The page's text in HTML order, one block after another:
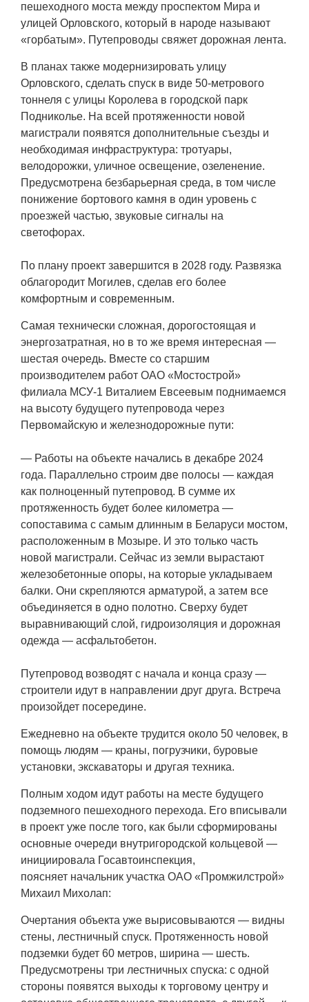
пешеходного моста между проспектом Мира и
улицей Орловского, который в народе называют
«горбатым». Путепроводы свяжет дорожная лента.
В планах также модернизировать улицу
Орловского, сделать спуск в виде 50-метрового
тоннеля с улицы Королева в городской парк
Подниколье. На всей протяженности новой
магистрали появятся дополнительные съезды и
необходимая инфраструктура: тротуары,
велодорожки, уличное освещение, озеленение.
Предусмотрена безбарьерная среда, в том числе
понижение бортового камня в один уровень с
проезжей частью, звуковые сигналы на
светофорах.
По плану проект завершится в 2028 году. Развязка
облагородит Могилев, сделав его более
комфортным и современным.
Самая технически сложная, дорогостоящая и
энергозатратная, но в то же время интересная —
шестая очередь. Вместе со старшим
производителем работ ОАО «Мостострой»
филиала МСУ-1 Виталием Евсеевым поднимаемся
на высоту будущего путепровода через
Первомайскую и железнодорожные пути:
— Работы на объекте начались в декабре 2024
года. Параллельно строим две полосы — каждая
как полноценный путепровод. В сумме их
протяженность будет более километра —
сопоставима с самым длинным в Беларуси мостом,
расположенным в Мозыре. И это только часть
новой магистрали. Сейчас из земли вырастают
железобетонные опоры, на которые укладываем
балки. Они скрепляются арматурой, а затем все
объединяется в одно полотно. Сверху будет
выравнивающий слой, гидроизоляция и дорожная
одежда — асфальтобетон.
Путепровод возводят с начала и конца сразу —
строители идут в направлении друг друга. Встреча
произойдет посередине.
Ежедневно на объекте трудится около 50 человек, в
помощь людям — краны, погрузчики, буровые
установки, экскаваторы и другая техника.
Полным ходом идут работы на месте будущего
подземного пешеходного перехода. Его вписывали
в проект уже после того, как были сформированы
основные очереди внутригородской кольцевой —
инициировала Госавтоинспекция,
поясняет начальник участка ОАО «Промжилстрой»
Михаил Михолап:
Очертания объекта уже вырисовываются — видны
стены, лестничный спуск. Протяженность новой
подземки будет 60 метров, ширина — шесть.
Предусмотрены три лестничных спуска: с одной
стороны появятся выходы к торговому центру и